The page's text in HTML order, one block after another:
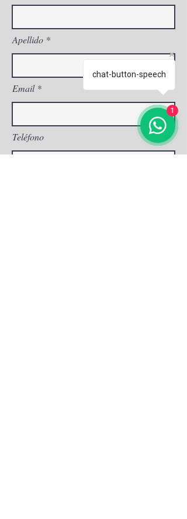
Apellido
Email
Teléfono
chat-button-speech
1